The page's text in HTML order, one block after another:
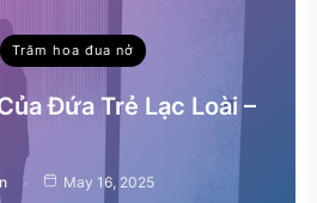
Trăm hoa đua nở
Đứa Trẻ Lạc Loài –
May 16, 2025